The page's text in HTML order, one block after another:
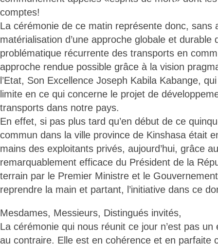
comptes!
La cérémonie de ce matin représente donc, sans
matérialisation d’une approche globale et durable
problématique récurrente des transports en
approche rendue possible grâce à la vision
l’Etat, Son Excellence Joseph Kabila Kabange,
limite en ce qui concerne le projet de
transports dans notre pays.
En effet, si pas plus tard qu’en début de ce
commun dans la ville province de Kinshasa était
mains des exploitants privés, aujourd’hui, grâce
remarquablement efficace du Président de la
terrain par le Premier Ministre et le
reprendre la main et partant, l’initiative dans ce
Mesdames, Messieurs, Distingués invités,
La cérémonie qui nous réunit ce jour n’est pas
au contraire. Elle est en cohérence et en parfaite